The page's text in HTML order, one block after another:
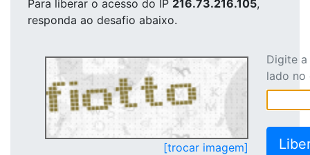
Para liberar o acesso do IP 216.73.216.105,
responda ao desafio abaixo.
[trocar imagem]
Digite
lado no